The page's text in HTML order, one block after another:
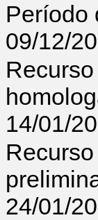
Período
09/12/
14/01/
24/01/